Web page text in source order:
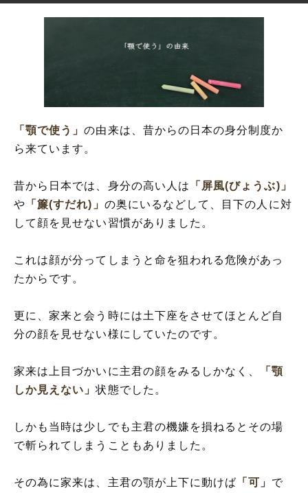
「顎で使う」の由来は、昔からの日本の身分制度か
ら来ています。
昔から日本では、身分の高い人は
「屏風(びょうぶ)」
や 「簾(すだれ)」 の奥にいるなどして、目下の人に対
して顔を見せない習慣がありました。
これは顔が分ってしまうと命を狙われる危険があっ
たからです。
更に、家来と会う時には土下座をさせてほとんど自
分の顔を見せない様にしていたのです。
家来は上目づかいに主君の顔をみるしかなく、
「顎
しか見えない」状態でした。
しかも当時は少しでも主君の機嫌を損ねるとその場
で斬られてしまうこともありました。
その為に家来は、主君の顎が上下に動けば 「可」 で